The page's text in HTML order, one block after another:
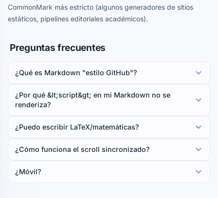
CommonMark más estricto (algunos generadores de sitios
estáticos, pipelines editoriales académicos).
Preguntas frecuentes
¿Qué es Markdown "estilo GitHub"?
¿Por qué &lt;script&gt; en mi Markdown no se
renderiza?
¿Puedo escribir LaTeX/matemáticas?
¿Cómo funciona el scroll sincronizado?
¿Móvil?